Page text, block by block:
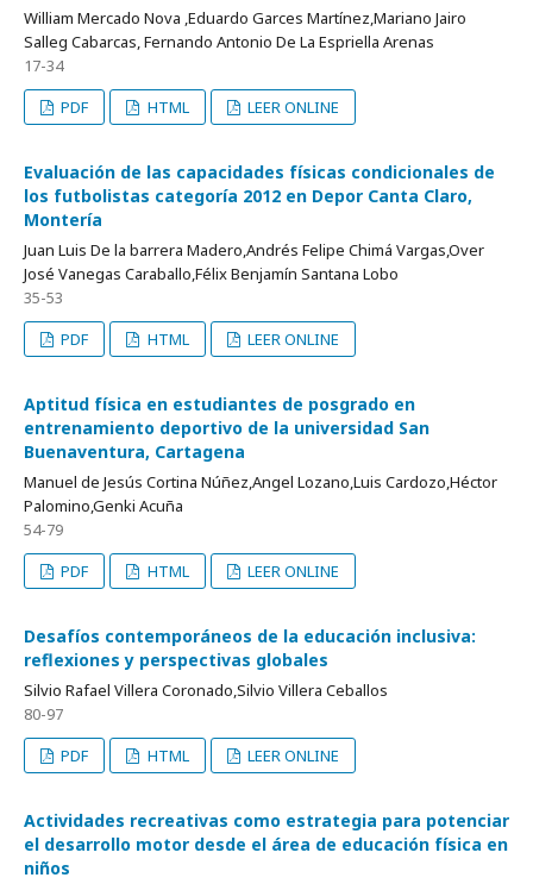
William Mercado Nova ,Eduardo Garces Martínez,Mariano Jairo
Salleg Cabarcas, Fernando Antonio De La Espriella Arenas
17-34
PDF
HTML LEER ONLINE
Evaluación de las capacidades físicas condicionales de
los futbolistas categoría 2012 en Depor Canta Claro,
Montería
Juan Luis De la barrera Madero,Andrés Felipe Chimá Vargas,Over
José Vanegas Caraballo,Félix Benjamín Santana Lobo
35-53
PDF
HTML LEER ONLINE
Aptitud física en estudiantes de posgrado en
entrenamiento deportivo de la universidad San
Buenaventura, Cartagena
Manuel de Jesús Cortina Núñez,Angel Lozano,Luis Cardozo,Héctor
Palomino,Genki Acuña
54-79
PDF
HTML LEER ONLINE
Desafíos contemporáneos de la educación inclusiva:
reflexiones y perspectivas globales
Silvio Rafael Villera Coronado,Silvio Villera Ceballos
80-97
PDF
HTML LEER ONLINE
Actividades recreativas como estrategia para potenciar
el desarrollo motor desde el área de educación física en
niños